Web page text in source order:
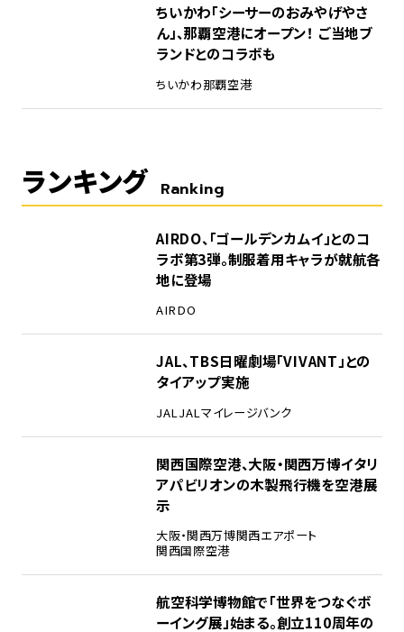
ちいかわ「シーサーのおみやげやさ
ん」、那覇空港にオープン！ ご当地ブ
ランドとのコラボも
ちいかわ那覇空港
ランキング Ranking
AIRDO、「ゴールデンカムイ」とのコ
ラボ第3弾。制服着用キャラが就航各
地に登場
AIRDO
JAL、TBS日曜劇場「VIVANT」との
タイアップ実施
JAL JALマイレージバンク
関西国際空港、大阪・関西万博イタリ
アパビリオンの木製飛行機を空港展
示
大阪・関西万博関西エアポート
関西国際空港
航空科学博物館で「世界をつなぐボ
ーイング展」始まる。創立110周年の